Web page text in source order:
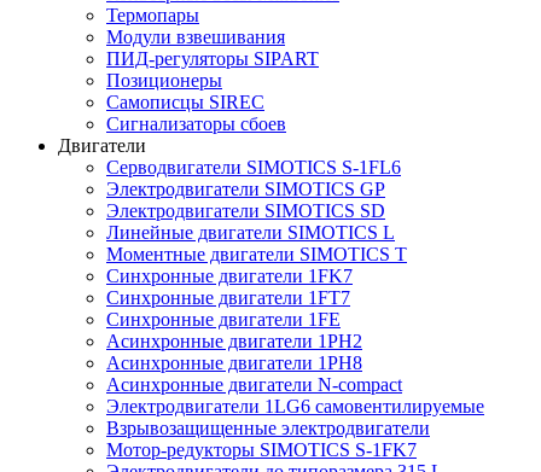
Термопары
Модули взвешивания
ПИД-регуляторы SIPART
Позиционеры
Самописцы SIREC
Сигнализаторы сбоев
Двигатели
Серводвигатели SIMOTICS S-1FL6
Электродвигатели SIMOTICS GP
Электродвигатели SIMOTICS SD
Линейные двигатели SIMOTICS L
Моментные двигатели SIMOTICS T
Синхронные двигатели 1FK7
Синхронные двигатели 1FT7
Синхронные двигатели 1FE
Асинхронные двигатели 1PH2
Асинхронные двигатели 1PH8
Асинхронные двигатели N-compact
Электродвигатели 1LG6 cамовентилируемые
Взрывозащищенные электродвигатели
Мотор-редукторы SIMOTICS S-1FK7